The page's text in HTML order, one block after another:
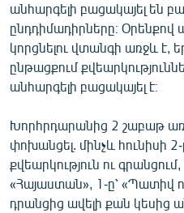
անհարգելի բացակայել են
ընդդիմադիրները։
կորցնելու վտանգի առջև է,
ընթացքում
անհարգելի բացակայել է։
Խորհրդարանից 2 շաբաթ
փոխանցել. մինչև հունիսի
քվեարկություն ու
«Հայաստան», 1-ը՝ «Պատիվ
դրանցից ավելի քան կեսից